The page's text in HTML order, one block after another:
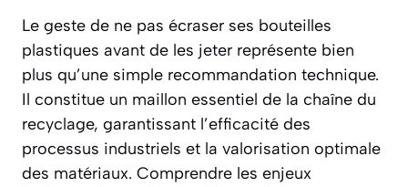
Le geste de ne pas écraser ses bouteilles
plastiques avant de les jeter représente bien
plus qu’une simple recommandation technique.
Il constitue un maillon essentiel de la chaîne du
recyclage, garantissant l’efficacité des
processus industriels et la valorisation optimale
des matériaux. Comprendre les enjeux